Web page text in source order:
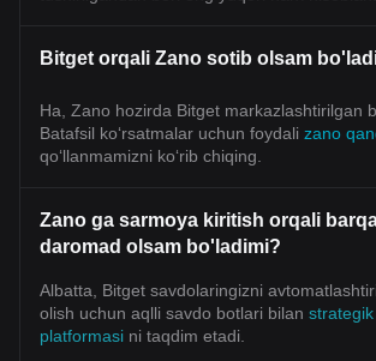
Bitget orqali Zano sotib olsam
Ha, Zano hozirda Bitget markazlashtirilgan
Batafsil koʻrsatmalar uchun foydali zano
qoʻllanmamizni koʻrib chiqing.
Zano ga sarmoya kiritish orqali
daromad olsam bo'ladimi?
Albatta, Bitget savdolaringizni
olish uchun aqlli savdo botlari bilan
platformasi ni taqdim etadi.